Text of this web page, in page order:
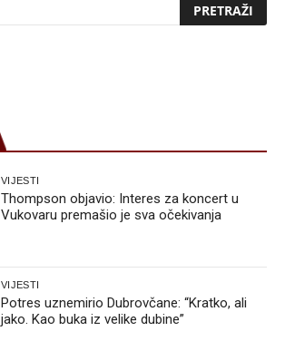
VIJESTI
Thompson objavio: Interes za koncert u
Vukovaru premašio je sva očekivanja
VIJESTI
Potres uznemirio Dubrovčane: “Kratko, ali
jako. Kao buka iz velike dubine”